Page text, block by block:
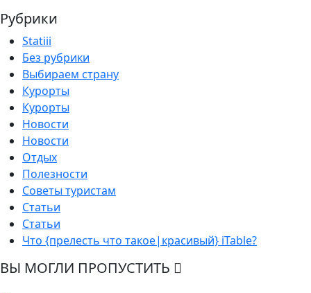
Рубрики
Statiii
Без рубрики
Выбираем страну
Курорты
Курорты
Новости
Новости
Отдых
Полезности
Советы туристам
Статьи
Статьи
Что {прелесть что такое|красивый} iTable?
ВЫ МОГЛИ ПРОПУСТИТЬ